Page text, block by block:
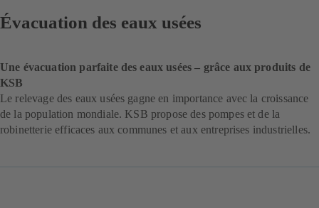
Évacuation des eaux usées
Une évacuation parfaite des eaux usées – grâce aux produits de
KSB
Le relevage des eaux usées gagne en importance avec la croissance
de la population mondiale. KSB propose des pompes et de la
robinetterie efficaces aux communes et aux entreprises industrielles.